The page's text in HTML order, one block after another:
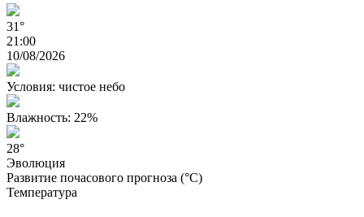
31°
21:00
10/08/2026
Условия: чистое небо
Влажность: 22%
28°
Эволюция
Развитие почасового прогноза (°C)
Температура